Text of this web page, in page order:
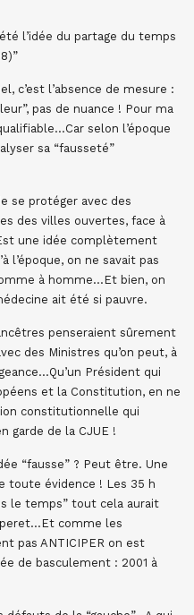
l’idée du partage du temps
c’est l’absence de mesure :
pas de nuance ! Pour ma
selon l’époque
sa “fausseté”
se protéger avec des
des villes ouvertes, face à
une idée complètement
l’époque, on ne savait pas
à homme…Et bien, on
ait été si pauvre.
penseraient sûrement
des Ministres qu’on peut, à
Président qui
et la Constitution, en ne
constitutionnelle qui
garde de la CJUE !
“fausse” ? Peut être. Une
toute évidence ! Les 35 h
le temps” tout cela aurait
comme les
pas ANTICIPER on est
de basculement : 2001 à